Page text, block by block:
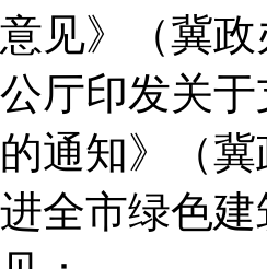
意见》（冀
公厅印发关
的通知》（
进全市绿色